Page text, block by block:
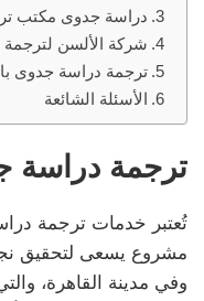
دراسة جدوى مكتب
شركة الألسن لترجمة
ترجمة دراسة جدوى
الأسئلة الشائعة
ترجمة دراسة
تُعتبر خدمات ترجمة
مشروع يسعى لتحقيق
وفي مدينة القاهرة،